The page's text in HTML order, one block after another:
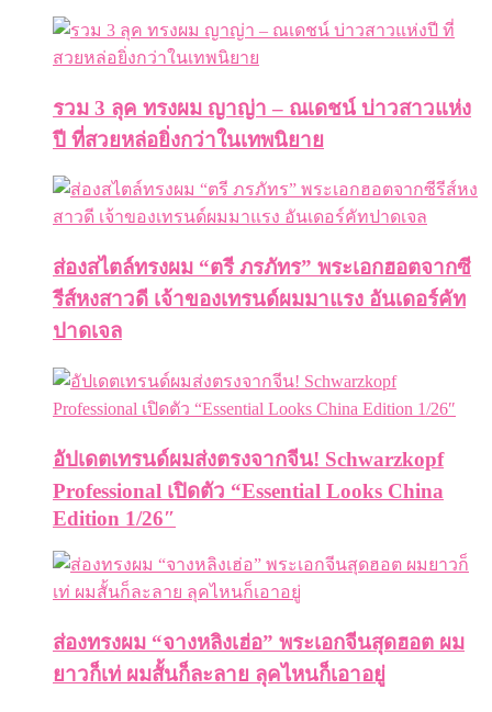
รวม 3 ลุค ทรงผม ญาญ่า – ณเดชน์ บ่าวสาวแห่ง
ปี ที่สวยหล่อยิ่งกว่าในเทพนิยาย
ส่องสไตล์ทรงผม “ตรี ภรภัทร” พระเอกฮอตจากซี
รีส์หงสาวดี เจ้าของเทรนด์ผมมาแรง อันเดอร์คัท
ปาดเจล
อัปเดตเทรนด์ผมส่งตรงจากจีน! Schwarzkopf
Professional เปิดตัว “Essential Looks China
Edition 1/26″
ส่องทรงผม “จางหลิงเฮ่อ” พระเอกจีนสุดฮอต ผม
ยาวก็เท่ ผมสั้นก็ละลาย ลุคไหนก็เอาอยู่